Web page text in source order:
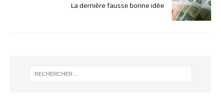
La dernière fausse bonne idée